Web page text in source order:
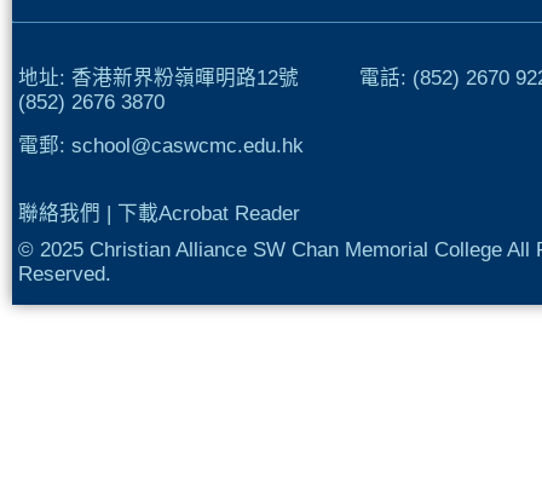
地址: 香港新界粉嶺暉明路12號 電話: (852)
(852) 2676 3870
電郵: school@caswcmc.edu.hk
聯絡我們 | 下載Acrobat Reader
© 2025 Christian Alliance SW Chan Memorial College All
Reserved.